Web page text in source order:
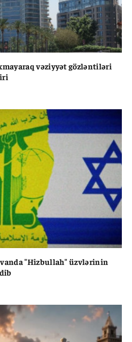
vəziyyət gözləntiləri
"Hizbullah" üzvlərinin